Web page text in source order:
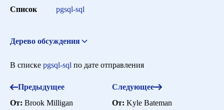
Список pgsql-sql
Дерево обсуждения
<gav@nlr.ru> 17 мая 2000 г. в 03:52:53
В списке pgsql-sql по дате отправления
Предыдущее
От: Brook Milligan
Следующее
От: Kyle Bateman